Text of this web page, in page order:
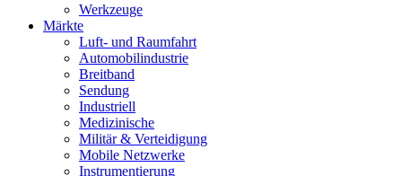
Werkzeuge
Märkte
Luft- und Raumfahrt
Automobilindustrie
Breitband
Sendung
Industriell
Medizinische
Militär & Verteidigung
Mobile Netzwerke
Instrumentierung